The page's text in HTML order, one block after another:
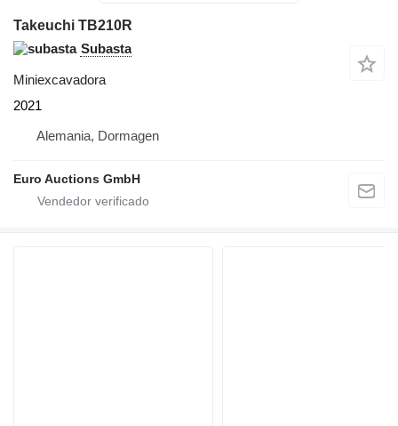
Takeuchi TB210R
Subasta
Miniexcavadora
2021
Alemania, Dormagen
Euro Auctions GmbH